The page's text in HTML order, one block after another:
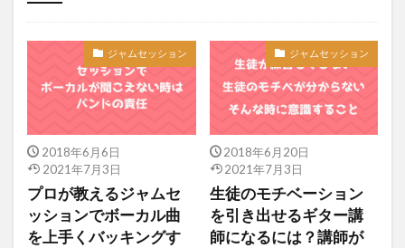
ジャムセッション
2018年6月6日
2021年7月3日
プロが教えるジャムセ
ッションでボーカル曲
を上手くバッキングす
ジャムセッション
2018年6月20日
2021年7月3日
生徒のモチベーション
を引き出せるギター講
師になるには？講師が